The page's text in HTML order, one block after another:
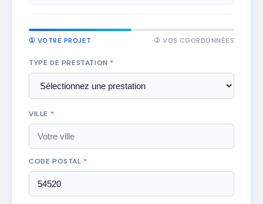
① VOTRE PROJET ② VOS COORDONNÉES
TYPE DE PRESTATION *
VILLE *
CODE POSTAL *